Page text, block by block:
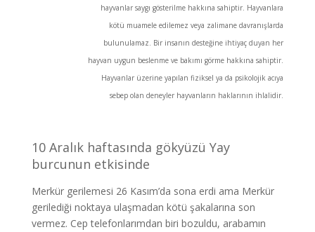
hayvanlar saygı gösterilme hakkına sahiptir. Hayvanlara
kötü muamele edilemez veya zalimane davranışlarda
bulunulamaz. Bir insanın desteğine ihtiyaç duyan her
hayvan uygun beslenme ve bakımı görme hakkına sahiptir.
Hayvanlar üzerine yapılan fiziksel ya da psikolojik acıya
sebep olan deneyler hayvanların haklarının ihlalidir.
10 Aralık haftasında gökyüzü Yay
burcunun etkisinde
Merkür gerilemesi 26 Kasım’da sona erdi ama Merkür
gerilediği noktaya ulaşmadan kötü şakalarına son
vermez. Cep telefonlarımdan biri bozuldu, arabamın